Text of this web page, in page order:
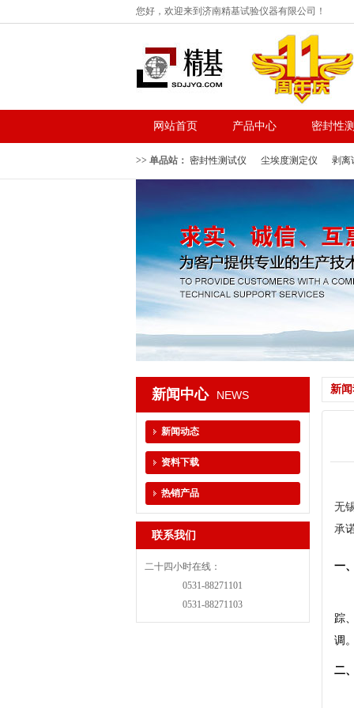
您好，欢迎来到济南精基试验仪器有限公司！
网站首页 产品中心 密封性
>> 单品站： 密封性测试仪 尘埃度测定仪 剥离
新
无
承
一
踪
调
二
新闻中心 NEWS
新闻动态
资料下载
热销产品
联系我们
二十四小时在线：
0531-88271101
0531-88271103